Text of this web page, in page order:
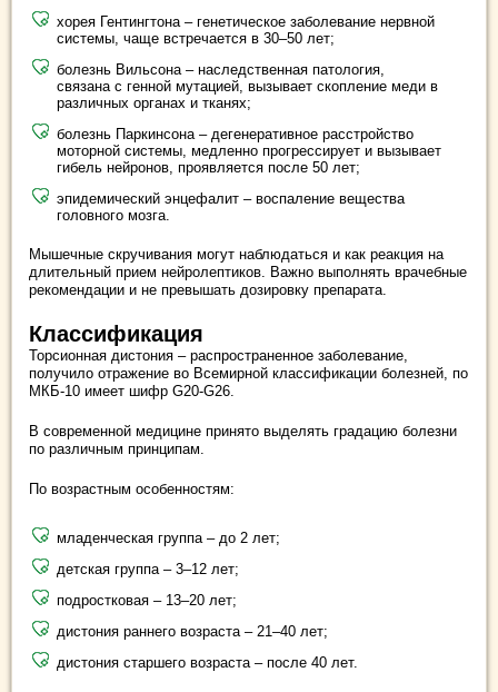
хорея Гентингтона – генетическое заболевание нервной
системы, чаще встречается в 30–50 лет;
болезнь Вильсона – наследственная патология,
связана с генной мутацией, вызывает скопление меди в
различных органах и тканях;
болезнь Паркинсона – дегенеративное расстройство
моторной системы, медленно прогрессирует и вызывает
гибель нейронов, проявляется после 50 лет;
эпидемический энцефалит – воспаление вещества
головного мозга.
Мышечные скручивания могут наблюдаться и как реакция на
длительный прием нейролептиков. Важно выполнять врачебные
рекомендации и не превышать дозировку препарата.
Классификация
Торсионная дистония – распространенное заболевание,
получило отражение во Всемирной классификации болезней, по
МКБ-10 имеет шифр G20-G26.
В современной медицине принято выделять градацию болезни
по различным принципам.
По возрастным особенностям:
младенческая группа – до 2 лет;
детская группа – 3–12 лет;
подростковая – 13–20 лет;
дистония раннего возраста – 21–40 лет;
дистония старшего возраста – после 40 лет.